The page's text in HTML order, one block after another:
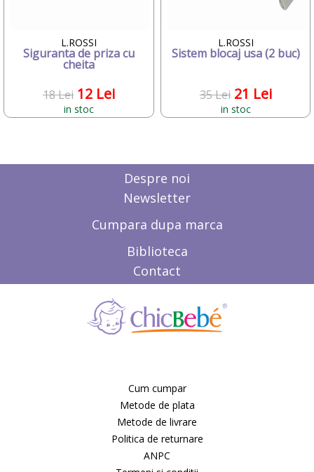
First BABY SAFETY
First Bebe
Fisher-Price
FREDS SWIM ACADEMY
FRIENDLY ORGANIC
Gifrer
ILLES CSOK ES TARSA KKT
L.ROSSI
Siguranta de priza cu
cheita
18 Lei 12 Lei
in stoc
L.ROSSI
Sistem blocaj usa (2 buc)
35 Lei 21 Lei
in stoc
Despre noi
Newsletter
Cumpara dupa marca
Biblioteca
Contact
Cum cumpar
Metode de plata
Metode de livrare
Politica de returnare
ANPC